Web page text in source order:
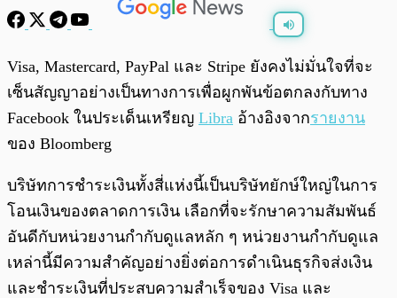
0:00 / 0:00
Visa, Mastercard, PayPal และ Stripe ยังคงไม่มั่นใจที่จะ
เซ็นสัญญาอย่างเป็นทางการเพื่อผูกพันข้อตกลงกับทาง
Facebook ในประเด็นเหรียญ Libra อ้างอิงจากรายงาน
ของ Bloomberg
บริษัทการชำระเงินทั้งสี่แห่งนี้เป็นบริษัทยักษ์ใหญ่ในการ
โอนเงินของตลาดการเงิน เลือกที่จะรักษาความสัมพันธ์
อันดีกับหน่วยงานกำกับดูแลหลัก ๆ หน่วยงานกำกับดูแล
เหล่านี้มีความสำคัญอย่างยิ่งต่อการดำเนินธุรกิจส่งเงิน
และชำระเงินที่ประสบความสำเร็จของ Visa และ